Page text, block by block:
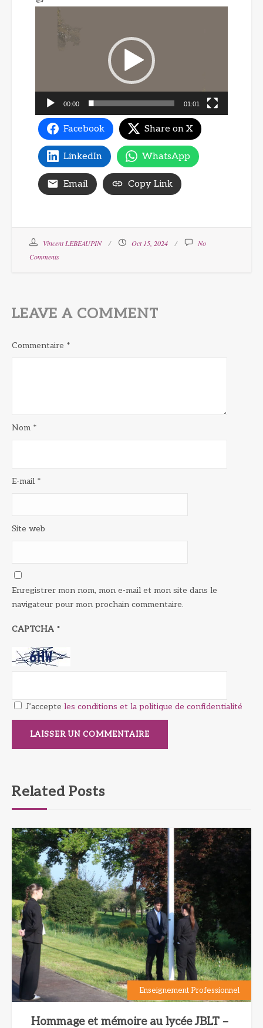
Lecteur
00:00 01:01
Facebook Share on X
LinkedIn WhatsApp
Email Copy Link
Vincent LEBEAUPIN Oct 15, 2024
No
Comments
LEAVE A COMMENT
Commentaire *
Nom *
E-mail *
Site web
Enregistrer mon nom, mon e-mail et mon site dans le
navigateur pour mon prochain commentaire.
CAPTCHA *
J’accepte les conditions et la politique de confidentialité
Related Posts
Enseignement Professionnel
Hommage et mémoire au lycée JBLT –